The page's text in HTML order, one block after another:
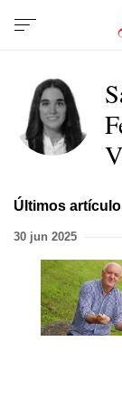
Últimos
30 jun 2025